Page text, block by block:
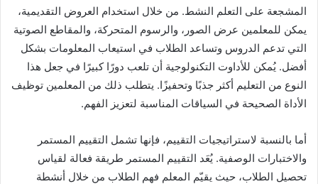
المشجعة على التعلم النشط. من خلال استخدام العروض التقديمية،
يمكن للمعلمين عرض الصور، والرسوم المتحركة، والمقاطع الصوتية
التي تدعم الدروس وتساعد الطلاب في استيعاب المعلومات بشكل
أفضل. يُمكن للأداوت التكنولوجية أن تلعب دورًا كبيرًا في جعل هذا
النوع من التعليم أكثر جذبًا وتحفيزًا. يتطلب ذلك من المعلمين توظيف
الأداة الصحيحة في السياقات المناسبة لتعزيز الفهم.
أما بالنسبة لاستراتيجيات التقييم، فإنها تشمل التقييم المستمر
والاختبارات الوصفية. يُعَد التقييم المستمر طريقة فعالة لقياس
تحصيل الطلاب، حيث يقيّم المعلم فهم الطلاب من خلال أنشطة